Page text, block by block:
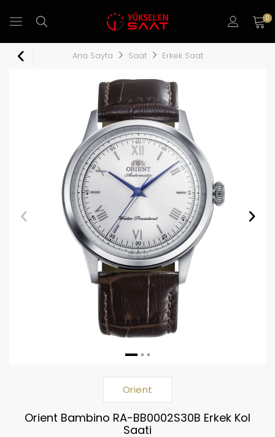
0
Ana Sayfa Saat Erkek Saat
Orient
Orient Bambino RA-BB0002S30B Erkek Kol
Saati